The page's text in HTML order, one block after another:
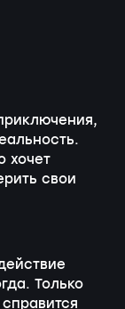
хочет
свои
Только